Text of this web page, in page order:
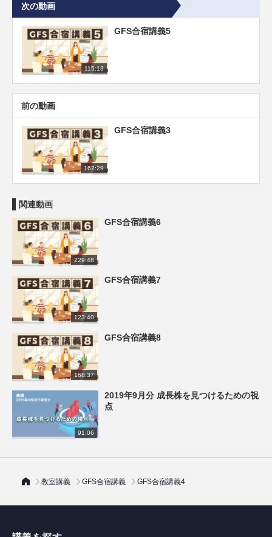
次の動画
115:13
GFS合宿講義5
前の動画
162:29
GFS合宿講義3
関連動画
229:48
GFS合宿講義6
123:40
GFS合宿講義7
168:37
GFS合宿講義8
91:06
2019年9月分 成長株を見つけるための視
点
教室講義 GFS合宿講義 GFS合宿講義4